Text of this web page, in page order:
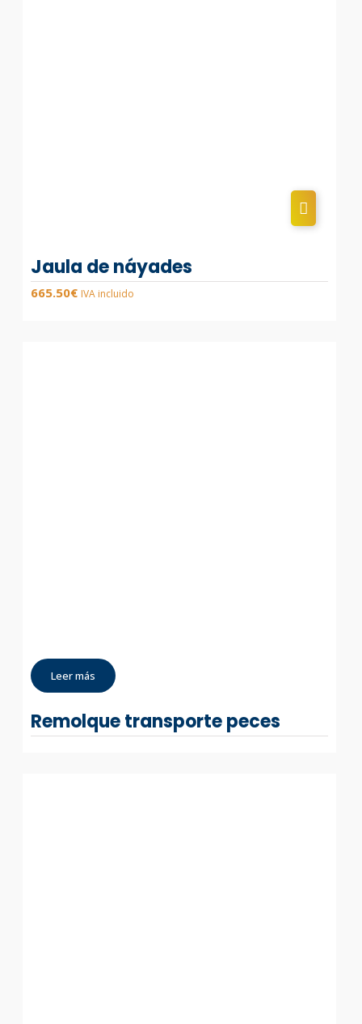
Jaula de náyades
665.50€ IVA incluido
Leer más
Remolque transporte peces